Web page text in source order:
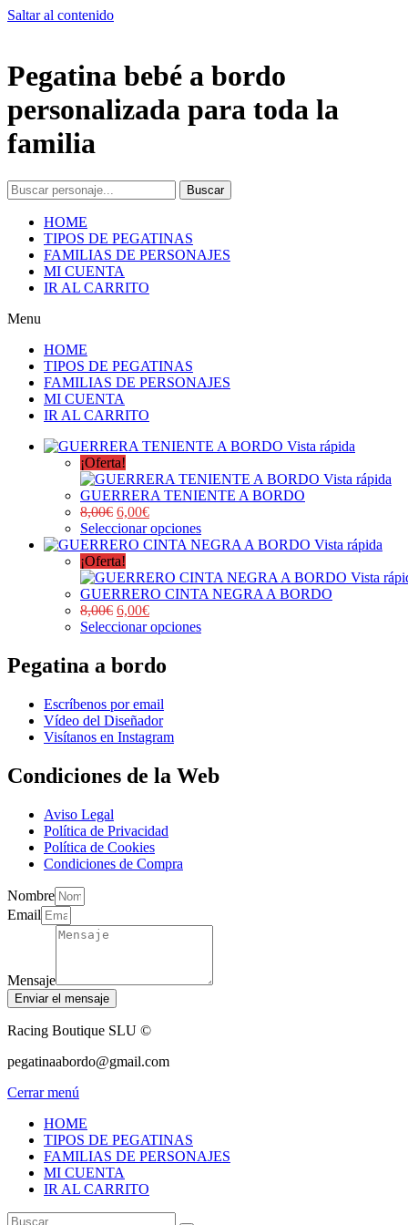
Saltar al contenido
Pegatina bebé a bordo
personalizada para toda la
familia
Buscar
HOME
TIPOS DE PEGATINAS
FAMILIAS DE PERSONAJES
MI CUENTA
IR AL CARRITO
Menu
HOME
TIPOS DE PEGATINAS
FAMILIAS DE PERSONAJES
MI CUENTA
IR AL CARRITO
Vista rápida
¡Oferta!
Vista rápida
GUERRERA TENIENTE A BORDO
8,00€ 6,00€
Seleccionar opciones
Vista rápida
¡Oferta!
Vista
GUERRERO CINTA NEGRA A BORDO
8,00€ 6,00€
Seleccionar opciones
Pegatina a bordo
Escríbenos por email
Vídeo del Diseñador
Visítanos en Instagram
Condiciones de la Web
Aviso Legal
Política de Privacidad
Política de Cookies
Condiciones de Compra
Nombre
Email
Mensaje
Enviar el mensaje
Racing Boutique SLU ©
pegatinaabordo@gmail.com
Cerrar menú
HOME
TIPOS DE PEGATINAS
FAMILIAS DE PERSONAJES
MI CUENTA
IR AL CARRITO